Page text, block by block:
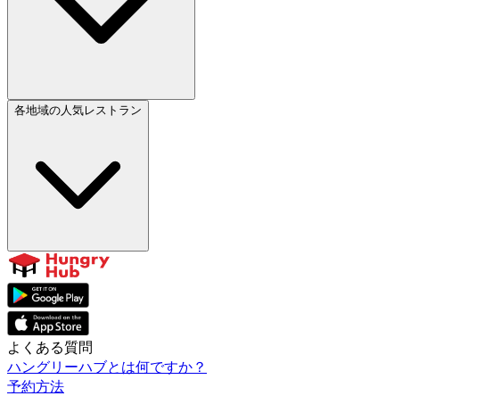
各地域の人気レストラン
よくある質問
ハングリーハブとは何ですか？
予約方法